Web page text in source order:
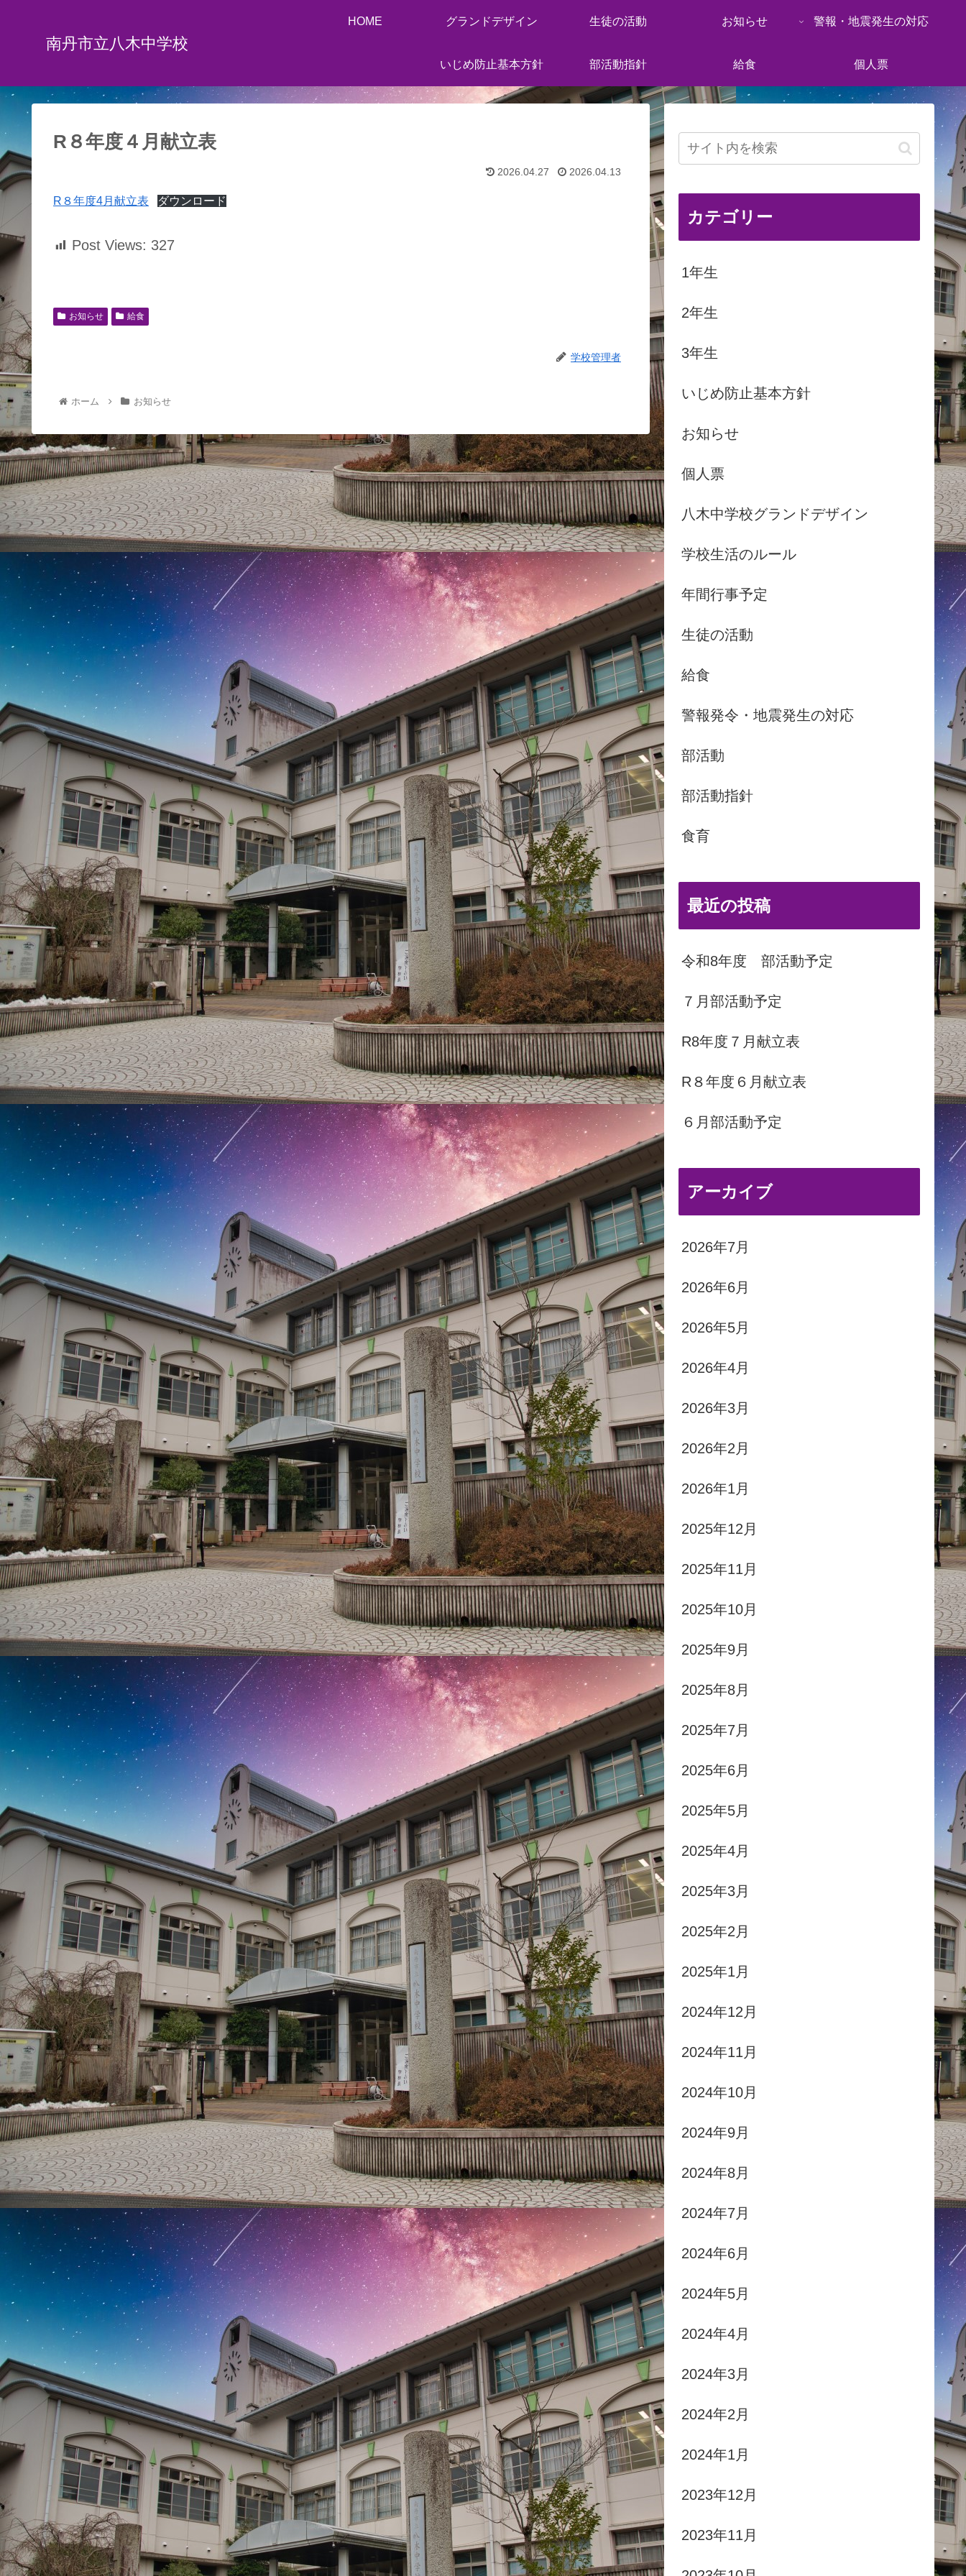
南丹市立八木中学校
HOME グランドデザイン 生徒の活動 お知らせ 警報・地震発生の対応
いじめ防止基本方針 部活動指針 給食 個人票
R８年度４月献立表
2026.04.27 2026.04.13
R８年度4月献立表 ダウンロード
Post Views: 327
お知らせ 給食
学校管理者
ホーム お知らせ
カテゴリー
1年生
2年生
3年生
いじめ防止基本方針
お知らせ
個人票
八木中学校グランドデザイン
学校生活のルール
年間行事予定
生徒の活動
給食
警報発令・地震発生の対応
部活動
部活動指針
食育
最近の投稿
令和8年度 部活動予定
７月部活動予定
R8年度７月献立表
R８年度６月献立表
６月部活動予定
アーカイブ
2026年7月
2026年6月
2026年5月
2026年4月
2026年3月
2026年2月
2026年1月
2025年12月
2025年11月
2025年10月
2025年9月
2025年8月
2025年7月
2025年6月
2025年5月
2025年4月
2025年3月
2025年2月
2025年1月
2024年12月
2024年11月
2024年10月
2024年9月
2024年8月
2024年7月
2024年6月
2024年5月
2024年4月
2024年3月
2024年2月
2024年1月
2023年12月
2023年11月